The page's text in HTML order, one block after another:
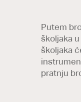
Putem
školjaka
školjaka
pratnju